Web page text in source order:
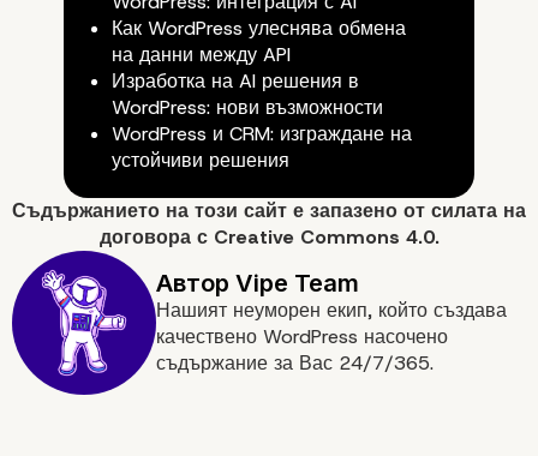
Как WordPress улеснява обмена
на данни между API
Изработка на AI решения в
WordPress: нови възможности
WordPress и CRM: изграждане на
устойчиви решения
Съдържанието на този сайт е запазено от силата на
договора с Creative Commons 4.0.
Нашият неуморен екип, който създава
качествено WordPress насочено
съдържание за Вас 24/7/365.